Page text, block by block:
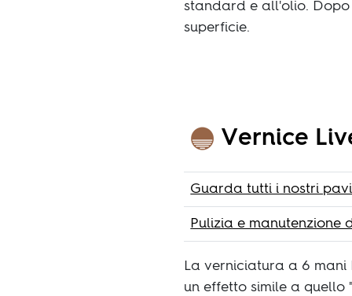
standard e all'olio.
superficie.
Vernice
Guarda tutti i nostri
Pulizia e
La verniciatura a 6
un effetto simile a